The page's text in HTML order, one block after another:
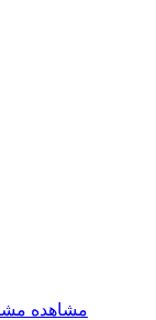
مشاهده